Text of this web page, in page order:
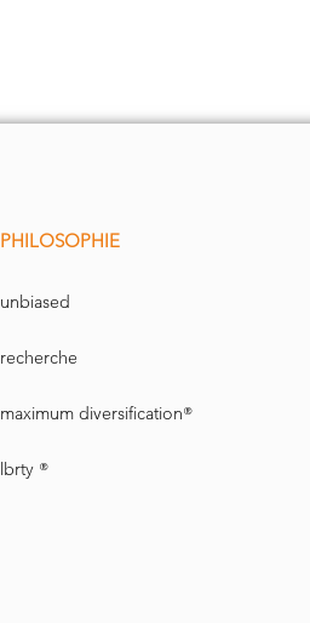
PHILOSOPHIE
unbiased
recherche
maximum diversification®
lbrty ®